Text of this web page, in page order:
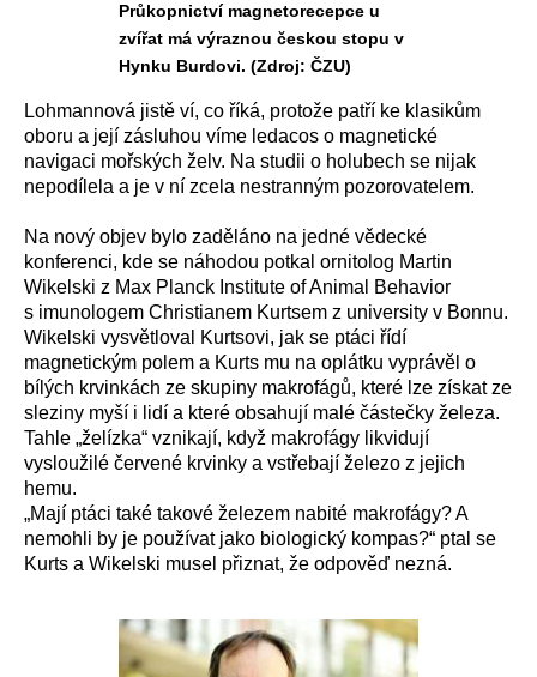
Průkopnictví magnetorecepce u
zvířat má výraznou českou stopu v
Hynku Burdovi. (Zdroj: ČZU)
Lohmannová jistě ví, co říká, protože patří ke klasikům
oboru a její zásluhou víme ledacos o magnetické
navigaci mořských želv. Na studii o holubech se nijak
nepodílela a je v ní zcela nestranným pozorovatelem.
Na nový objev bylo zaděláno na jedné vědecké
konferenci, kde se náhodou potkal ornitolog Martin
Wikelski z Max Planck Institute of Animal Behavior
s imunologem Christianem Kurtsem z university v Bonnu.
Wikelski vysvětloval Kurtsovi, jak se ptáci řídí
magnetickým polem a Kurts mu na oplátku vyprávěl o
bílých krvinkách ze skupiny makrofágů, které lze získat ze
sleziny myší i lidí a které obsahují malé částečky železa.
Tahle „želízka“ vznikají, když makrofágy likvidují
vysloužilé červené krvinky a vstřebají železo z jejich
hemu.
„Mají ptáci také takové železem nabité makrofágy? A
nemohli by je používat jako biologický kompas?“ ptal se
Kurts a Wikelski musel přiznat, že odpověď nezná.